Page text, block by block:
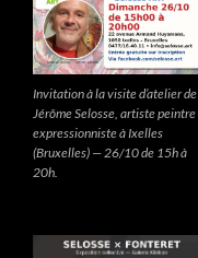
Invitation à la visite d’atelier de
Jérôme Selosse, artiste peintre
expressionniste à Ixelles
(Bruxelles) — 26/10 de 15h à
20h.